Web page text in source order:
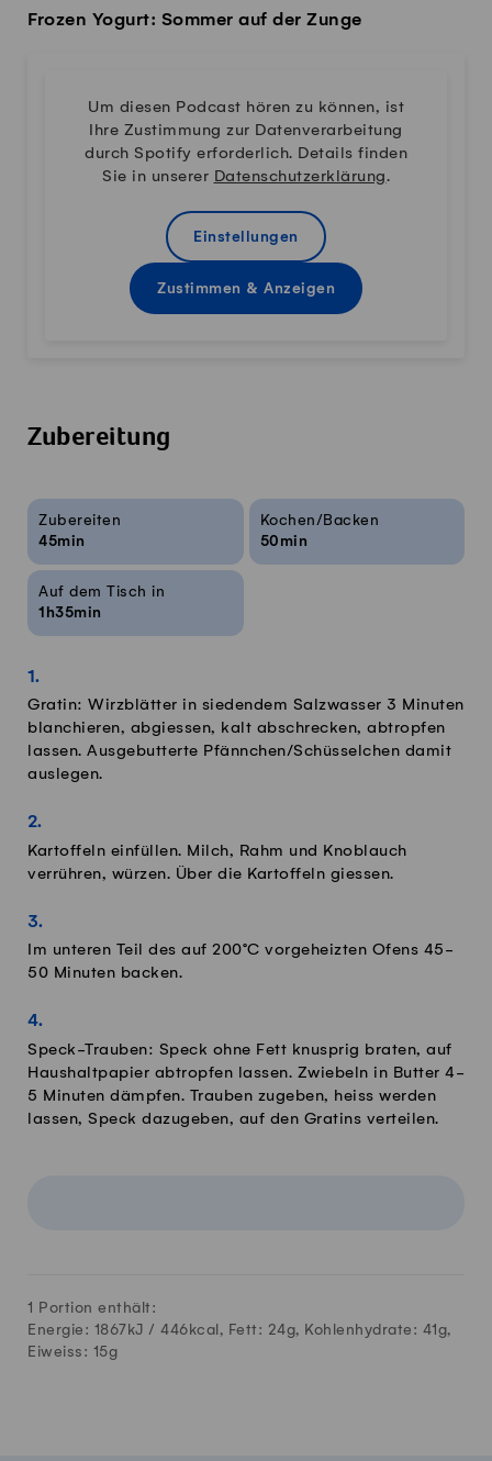
Frozen Yogurt: Sommer auf der Zunge
Um diesen Podcast hören zu können, ist
Ihre Zustimmung zur Datenverarbeitung
durch Spotify erforderlich. Details finden
Sie in unserer Datenschutzerklärung.
Einstellungen
Zustimmen & Anzeigen
Zubereitung
Rezeptinfos
Zubereiten
45min
Kochen/Backen
50min
Auf dem Tisch in
1h35min
Gratin: Wirzblätter in siedendem Salzwasser 3 Minuten
blanchieren, abgiessen, kalt abschrecken, abtropfen
lassen. Ausgebutterte Pfännchen/Schüsselchen damit
auslegen.
Kartoffeln einfüllen. Milch, Rahm und Knoblauch
verrühren, würzen. Über die Kartoffeln giessen.
Im unteren Teil des auf 200°C vorgeheizten Ofens 45-
50 Minuten backen.
Speck-Trauben: Speck ohne Fett knusprig braten, auf
Haushaltpapier abtropfen lassen. Zwiebeln in Butter 4-
5 Minuten dämpfen. Trauben zugeben, heiss werden
lassen, Speck dazugeben, auf den Gratins verteilen.
1 Portion enthält:
Energie: 1867kJ / 446kcal, Fett: 24g, Kohlenhydrate: 41g,
Eiweiss: 15g